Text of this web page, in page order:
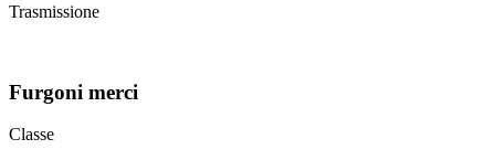
Trasmissione
Furgoni merci
Classe